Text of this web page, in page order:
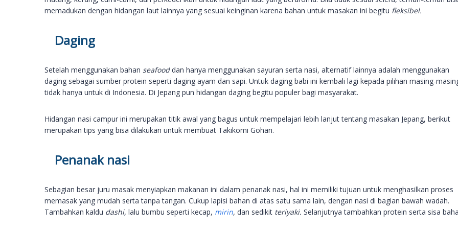
memadukan dengan hidangan laut lainnya yang sesuai keinginan karena bahan untuk masakan ini begitu fleksibel.
Daging
Setelah menggunakan bahan seafooddan hanya menggunakan sayuran serta nasi, alternatif lainnya adalah menggunakan
daging sebagai sumber protein seperti daging ayam dan sapi. Untuk daging babi ini kembali lagi kepada pilihan masing-
tidak hanya untuk di Indonesia. Di Jepang pun hidangan daging begitu populer bagi masyarakat.
Hidangan nasi campur ini merupakan titik awal yang bagus untuk mempelajari lebih lanjut tentang masakan Jepang, berikut
merupakan tips yang bisa dilakukan untuk membuat Takikomi Gohan.
Penanak nasi
Sebagian besar juru masak menyiapkan makanan ini dalam penanak nasi, hal ini memiliki tujuan untuk menghasilkan proses
memasak yang mudah serta tanpa tangan. Cukup lapisi bahan di atas satu sama lain, dengan nasi di bagian bawah wadah.
Tambahkan kaldu dashi, lalu bumbu seperti kecap, mirin, dan sedikit teriyaki. Selanjutnya tambahkan protein serta sisa